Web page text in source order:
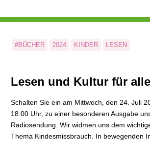
UND
–
RÜDIGER
GABRIELA
HEINS
#BÜCHER 2024 KINDER LESEN
Lesen und Kultur für alle
Schalten Sie ein am Mittwoch, den 24. Juli
18:00 Uhr, zu einer besonderen Ausgabe
Radiosendung. Wir widmen uns dem
Thema Kindesmissbrauch. In bewegenden